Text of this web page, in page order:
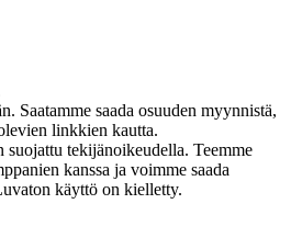
Saatamme saada osuuden myynnistä,
linkkien kautta.
tekijänoikeudella. Teemme
kanssa ja voimme saada
käyttö on kielletty.